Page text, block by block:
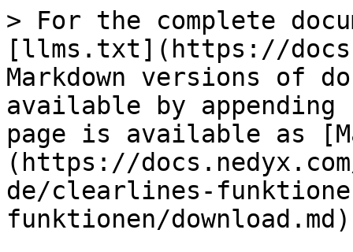
> For the complete
[llms.txt](https://
Markdown versions of
available by
page is available as
(https://
de/clearlines-
funktionen/